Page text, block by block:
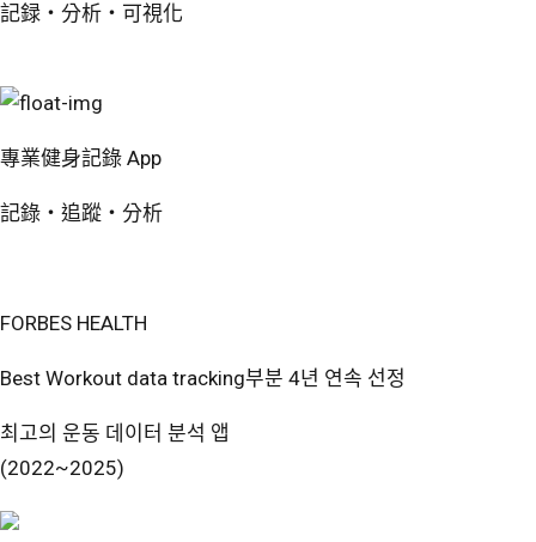
記録・分析・可視化
專業健身記錄 App
記錄・追蹤・分析
FORBES HEALTH
Best Workout data tracking부분 4년 연속 선정
최고의 운동 데이터 분석 앱
(2022~2025)